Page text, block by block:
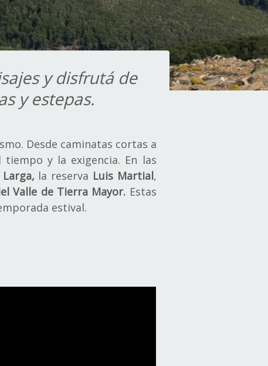
y disfrutá de
y estepas.
Desde caminatas cortas a
y la exigencia. En las
Larga, la reserva Luis Martial,
Valle de Tierra Mayor. Estas
estival.